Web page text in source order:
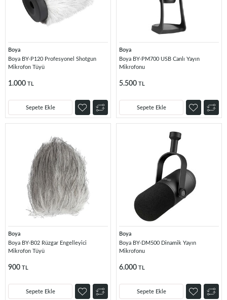
Boya
Boya BY-P120 Profesyonel Shotgun
Mikrofon Tüyü
1.000 TL
Sepete Ekle
Boya
Boya BY-PM700 USB Canlı Yayın
Mikrofonu
5.500 TL
Sepete Ekle
Boya
Boya BY-B02 Rüzgar Engelleyici
Mikrofon Tüyü
900 TL
Sepete Ekle
Boya
Boya BY-DM500 Dinamik Yayın
Mikrofonu
6.000 TL
Sepete Ekle